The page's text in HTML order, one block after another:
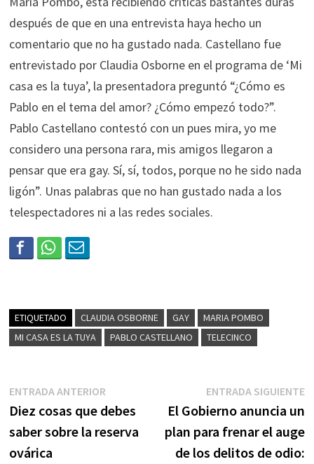
después de que en una entrevista haya hecho un
comentario que no ha gustado nada. Castellano fue
entrevistado por Claudia Osborne en el programa de ‘Mi
casa es la tuya’, la presentadora preguntó “¿Cómo es
Pablo en el tema del amor? ¿Cómo empezó todo?”.
Pablo Castellano contestó con un pues mira, yo me
considero una persona rara, mis amigos llegaron a
pensar que era gay. Sí, sí, todos, porque no he sido nada
ligón”. Unas palabras que no han gustado nada a los
telespectadores ni a las redes sociales.
ETIQUETADO CLAUDIA OSBORNE GAY
MARIA POMBO
MI CASA ES LA TUYA
PABLO CASTELLANO TELECINCO
ENTRADA ANTERIOR
Diez cosas que debes
saber sobre la reserva
ovárica
ENTRADA SIGUIENTE
El Gobierno anuncia un
plan para frenar el auge
de los delitos de odio: